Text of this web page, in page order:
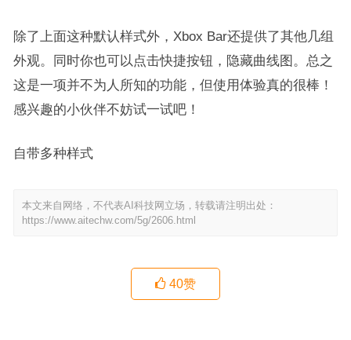
除了上面这种默认样式外，Xbox Bar还提供了其他几组
外观。同时你也可以点击快捷按钮，隐藏曲线图。总之
这是一项并不为人所知的功能，但使用体验真的很棒！
感兴趣的小伙伴不妨试一试吧！
自带多种样式
本文来自网络，不代表AI科技网立场，转载请注明出处：
https://www.aitechw.com/5g/2606.html
40赞